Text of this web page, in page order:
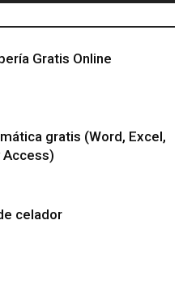
Gratis Online
gratis (Word, Excel,
Access)
celador